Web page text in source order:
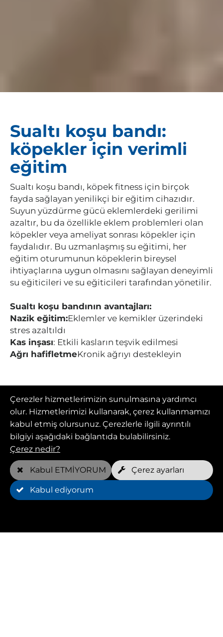
Sualtı koşu bandı:
köpekler için verimli
eğitim
Sualtı koşu bandı, köpek fitness için birçok
fayda sağlayan yenilikçi bir eğitim cihazıdır.
Suyun yüzdürme gücü eklemlerdeki gerilimi
azaltır, bu da özellikle eklem problemleri olan
köpekler veya ameliyat sonrası köpekler için
faydalıdır. Bu uzmanlaşmış su eğitimi, her
eğitim oturumunun köpeklerin bireysel
ihtiyaçlarına uygun olmasını sağlayan deneyimli
su eğiticileri ve su eğiticileri tarafından yönetilir.
Sualtı koşu bandının avantajları:
Nazik eğitim:Eklemler ve kemikler üzerindeki
stres azaltıldı
Kas inşası: Etkili kasların teşvik edilmesi
Ağrı hafifletmeKronik ağrıyı destekleyin
Hayvan fizyoterapisi:
bakım
Çerezler hizmetlerimizin sunulmasına yardımcı
olur. Hizmetlerimizi kullanarak, çerez kullanmamızı
kabul etmiş olursunuz. Çerezlerle ilgili ayrıntılı
bilgiyi aşağıdaki bağlantıda bulabilirsiniz.
Çerez nedir?
Kabul ETMİYORUM Çerez ayarları
Kabul ediyorum